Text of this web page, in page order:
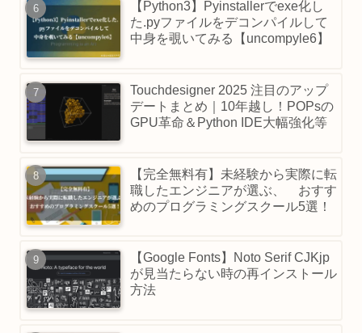
【Python3】Pyinstallerでexe化し
た.pyファイルをデコンパイルして
中身を覗いてみる【uncompyle6】
Touchdesigner 2025 注目のアップ
デートまとめ｜10年越し！POPsの
GPU革命＆Python IDE大幅強化等
【完全無料有】未経験から実際に転
職したエンジニアが選ぶ、 おすす
めのプログラミングスクール5選！
【Google Fonts】Noto Serif CJKjp
が見当たらない時の再インストール
方法